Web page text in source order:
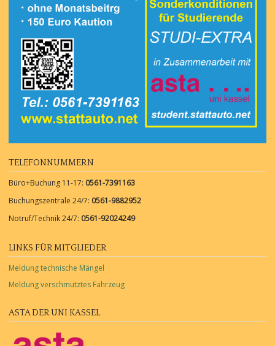
TELEFONNUMMERN
Büro+Buchung 11-17: 0561-7391163
Buchungszentrale 24/7: 0561-9882952
Notruf/Technik 24/7: 0561-92024249
LINKS FÜR MITGLIEDER
Meldung technische Mängel
Meldung verschmutztes Fahrzeug
ASTA DER UNI KASSEL